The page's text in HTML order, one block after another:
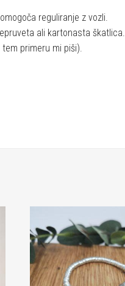
reguliranje z vozli.
ali kartonasta škatlica.
primeru mi piši).